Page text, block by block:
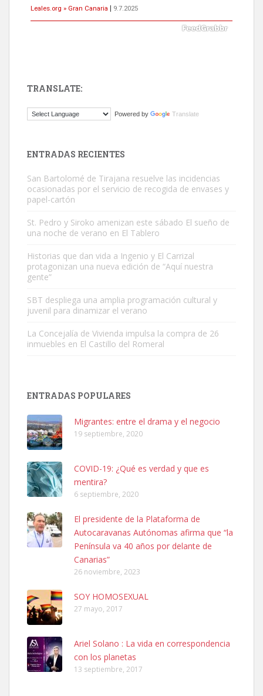
Leales.org » Gran Canaria
9.7.2025
El ayuntamiento se va a llevar a Los Gatos callejeros de la zona los
Este gato macho ha aparecido en la calle hace menos de un mes,
es muy manso y extremadamente cari...
Leales.org » Gran Canaria
Leales.org » Gran Canaria
SHIBA PERDIDO AVDA JOSE MESA Y LOPEZ
PERRO MACHO RAZA SHIBA CON MICROCHIP PERDIDO HOY
06/07/2025 ZONA MESA Y LOPEZ. ES MUY ASUSTADIZO
Leales.org » Gran Canaria
6.7.2025
Ninfa perdida
El día 5 se los perdió una ninfa papillera, asustada tiene miedo a la
calle, se perdió por la zon...
TRANSLATE:
Powered by Translate
ENTRADAS RECIENTES
San Bartolomé de Tirajana resuelve las incidencias
ocasionadas por el servicio de recogida de envases y
papel-cartón
St. Pedro y Siroko amenizan este sábado El sueño de
una noche de verano en El Tablero
Historias que dan vida a Ingenio y El Carrizal
protagonizan una nueva edición de “Aquí nuestra
gente”
SBT despliega una amplia programación cultural y
juvenil para dinamizar el verano
La Concejalía de Vivienda impulsa la compra de 26
inmuebles en El Castillo del Romeral
ENTRADAS POPULARES
Migrantes: entre el drama y el negocio
19 septiembre, 2020
COVID-19: ¿Qué es verdad y que es
mentira?
6 septiembre, 2020
El presidente de la Plataforma de
Autocaravanas Autónomas afirma que “la
Península va 40 años por delante de
Canarias”
26 noviembre, 2023
SOY HOMOSEXUAL
27 mayo, 2017
Ariel Solano : La vida en correspondencia
con los planetas
13 septiembre, 2017